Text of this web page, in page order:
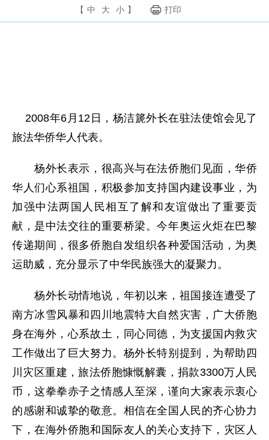
【 中 大 小 】 打印
2008年6月12日，杨洁篪外长在驻法使馆会见了
旅法华侨华人代表。
杨外长表示，很高兴与在法侨胞们见面，华侨
华人们心系祖国，积极参加支持国内建设事业，为
加强中法两国人民相互了解和友谊做出了重要贡
献，是中法交往的重要桥梁。今年奥运火炬在巴黎
传递期间，很多侨胞自发组织各种爱国活动，为奥
运助威，充分显示了中华民族强大的凝聚力。
杨外长动情地说，年初以来，祖国接连遭受了
南方冰雪风暴和四川地震特大自然灾害，广大侨胞
身在海外，心系故土，同心同德，为支援国内救灾
工作做出了巨大努力。杨外长特别提到，为帮助四
川灾区重建，旅法侨胞慷慨解囊，捐款3300万人民
币，这拳拳赤子之情感人至深，谨向大家表示衷心
的感谢和诚挚的敬意。相信在全国人民的齐心协力
下，在海外侨胞和国际友人的关心支持下，灾区人